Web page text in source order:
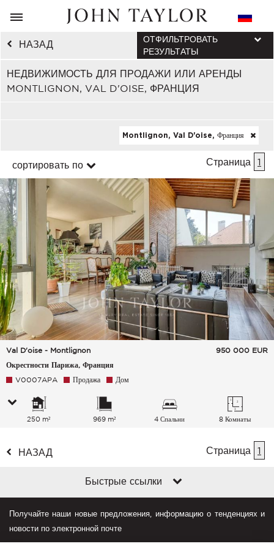
НАЗАД
НЕДВИЖИМОСТЬ ДЛЯ ПРОДАЖИ ИЛИ АРЕНДЫ
MONTLIGNON, VAL D'OISE, ФРАНЦИЯ
ОТФИЛЬТРОВАТЬ
РЕЗУЛЬТАТЫ
Montlignon, Val D'oise, Франция
сортировать по Страница 1
Val D'oise - Montlignon
Окрестности Парижа, Франция
950 000 EUR
V0007APA Продажа Дом
250 m² 969 m² 4 Спальни 8 Комнаты
НАЗАД Страница 1
Быстрые ссылки
Получайте наши новые предложения, информацию о тенденциях и
новости по электронной почте